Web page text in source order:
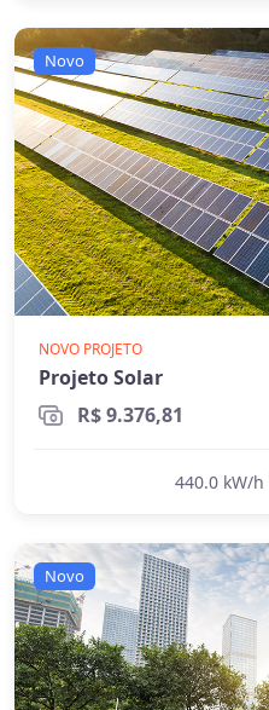
energia durante
guiason-grid e Fio B
híbridaeoff-grid.
Novo
NOVO PROJETO
Projeto Solar
R$ 9.376,81
440.0 kW/h
Novo